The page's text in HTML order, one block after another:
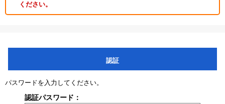
ください。
認証
パスワードを入力してください。
認証パスワード：